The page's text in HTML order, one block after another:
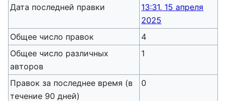
Дата последней правки
13:31, 15 апреля
2025
Общее число правок
4
Общее число различных
авторов
1
Правок за последнее время (в
течение 90 дней)
0